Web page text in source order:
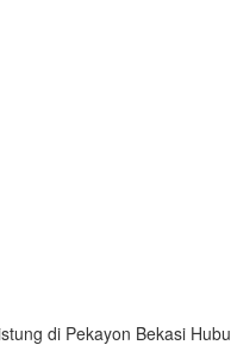
di Pekayon Bekasi